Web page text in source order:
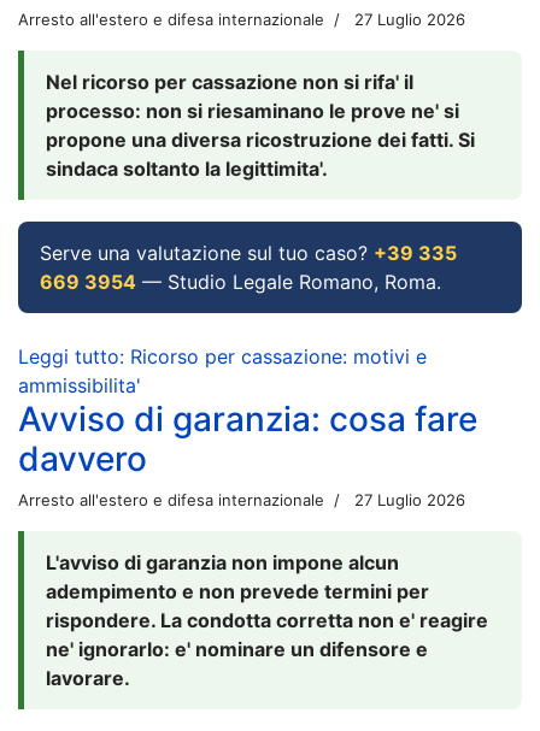
Arresto all'estero e difesa internazionale 27 Luglio 2026
Nel ricorso per cassazione non si rifa' il
processo: non si riesaminano le prove ne' si
propone una diversa ricostruzione dei fatti. Si
sindaca soltanto la legittimita'.
Serve una valutazione sul tuo caso? +39 335
669 3954 — Studio Legale Romano, Roma.
Leggi tutto: Ricorso per cassazione: motivi e
ammissibilita'
Avviso di garanzia: cosa fare
davvero
Arresto all'estero e difesa internazionale 27 Luglio 2026
L'avviso di garanzia non impone alcun
adempimento e non prevede termini per
rispondere. La condotta corretta non e' reagire
ne' ignorarlo: e' nominare un difensore e
lavorare.